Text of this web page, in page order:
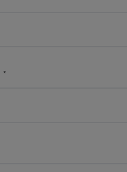
*